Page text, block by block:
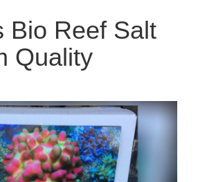
Bio Reef Salt
Quality